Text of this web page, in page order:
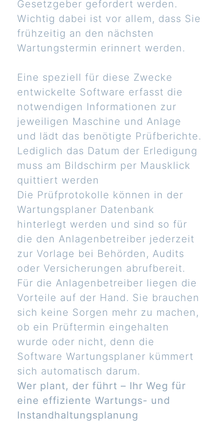
Gesetzgeber gefordert werden.
Wichtig dabei ist vor allem, dass Sie
frühzeitig an den nächsten
Wartungstermin erinnert werden.
Eine speziell für diese Zwecke
entwickelte Software erfasst die
notwendigen Informationen zur
jeweiligen Maschine und Anlage
und lädt das benötigte Prüfberichte.
Lediglich das Datum der Erledigung
muss am Bildschirm per Mausklick
quittiert werden
Die Prüfprotokolle können in der
Wartungsplaner Datenbank
hinterlegt werden und sind so für
die den Anlagenbetreiber jederzeit
zur Vorlage bei Behörden, Audits
oder Versicherungen abrufbereit.
Für die Anlagenbetreiber liegen die
Vorteile auf der Hand. Sie brauchen
sich keine Sorgen mehr zu machen,
ob ein Prüftermin eingehalten
wurde oder nicht, denn die
Software Wartungsplaner kümmert
sich automatisch darum.
Wer plant, der führt – Ihr Weg für
eine effiziente Wartungs- und
Instandhaltungsplanung